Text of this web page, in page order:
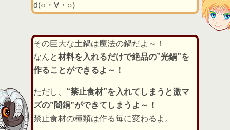
d(○・∀・○)
その巨大な土鍋は魔法の鍋だよ～！
なんと材料を入れるだけで絶品の”光鍋”を
作ることができるよ～！
ただし、 “禁止食材”を入れてしまうと激マ
ズの”闇鍋”ができてしまうよ～！
禁止食材の種類は作る毎に変わるよ。